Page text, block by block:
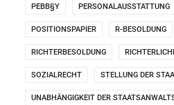
PEBB§Y PERSONALAUSSTATTUNG
POSITIONSPAPIER R-BESOLDUNG
RICHTERBESOLDUNG
SOZIALRECHT STELLUNG DER
UNABHÄNGIGKEIT DER